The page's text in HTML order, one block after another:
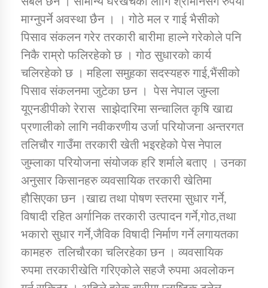
माग्नुपर्ने अवस्था छैन । । गोठे मल र गाई भैसीको
पिसाव संकलन गरेर तरकारी बारीमा हाल्ने गरेकोले पनि
निकै राम्रो फलिरहेको छ । गोठ सुधारको कार्य
चलिरहेको छ । महिला समुहका सदस्यहरु गाई,भैंसीको
पिसाव संकलनमा जुटेका छन । पेस नेपाल जुम्ला
यूएनडीपीको रेरास साझेदारिमा सन्चालित कृषि खाद्य
प्रणालीको लागि नवीकरणीय उर्जा परियोजना अन्तरगत
तलिचाैर गाउँमा तरकारी खेती भइरहेको पेस नेपाल
जुम्लाका परियोजना संयोजक हरि शर्माले बताए । उनका
अनुसार किसानहरु व्यवसायिक तरकारी खेतिमा
हौसिएका छन ।खाद्य तथा पोषण स्तरमा सुधार गर्ने,
विषादी रहित अर्गानिक तरकारी उत्पादन गर्ने,गोठ,तथा
भकारो सुधार गर्ने,जैविक विषादी निर्माण गर्ने लगायतका
कामहरु तलिचाैरका चलिरहेका छन । व्यवसायिक
रुपमा तरकारीखेति गरिएकोले सहजै रुपमा अवलोकन